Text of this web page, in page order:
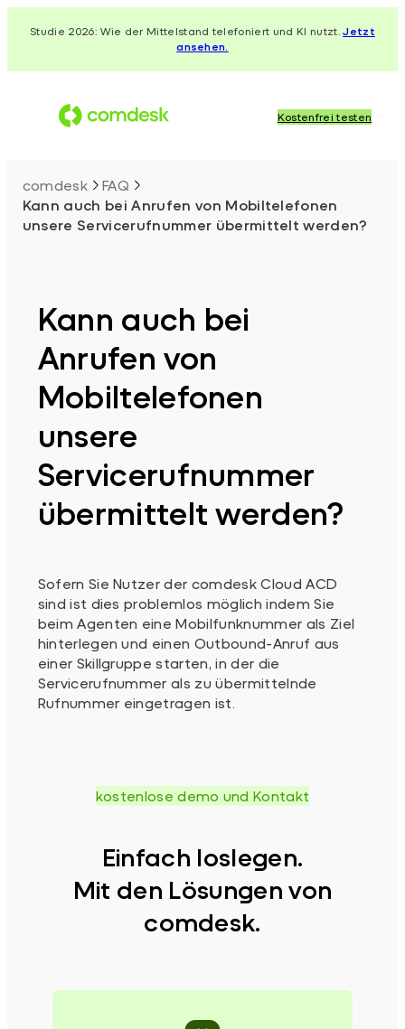
InhaltStudie 2026: Wie der Mittelstand telefoniert und KI nutzt.Jetzt
ansehen.
Kostenfrei testen
comdesk
FAQ
Kann auch bei Anrufen von Mobiltelefonen
unsere Servicerufnummer übermittelt werden?
Kann auch bei
Anrufen von
Mobiltelefonen
unsere
Servicerufnummer
übermittelt werden?
Sofern Sie Nutzer der comdesk Cloud ACD
sind ist dies problemlos möglich indem Sie
beim Agenten eine Mobilfunknummer als Ziel
hinterlegen und einen Outbound-Anruf aus
einer Skillgruppe starten, in der die
Servicerufnummer als zu übermittelnde
Rufnummer eingetragen ist.
kostenlose demo und Kontakt
Einfach loslegen.
Mit den Lösungen von
comdesk.